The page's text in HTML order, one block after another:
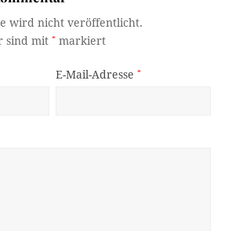
wird nicht veröffentlicht.
sind mit* markiert
E-Mail-Adresse*